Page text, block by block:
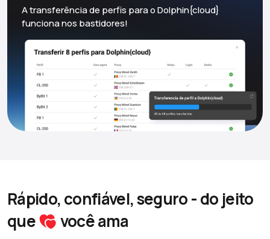
A transferência de perfis para o Dolphin{cloud}
funciona nos bastidores!
Rápido, confiável, seguro - do jeito
que
você ama